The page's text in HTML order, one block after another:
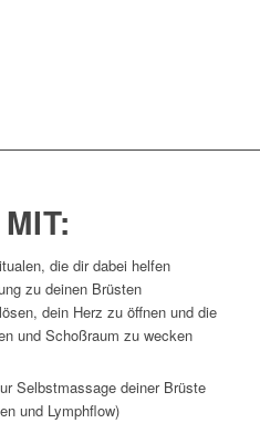
die dir dabei helfen
zu deinen Brüsten
dein Herz zu öffnen und die
und Schoßraum zu wecken
Selbstmassage deiner Brüste
und Lymphflow)